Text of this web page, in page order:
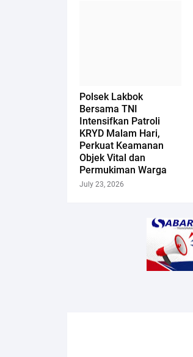
Polsek Lakbok
Bersama TNI
Intensifkan Patroli
KRYD Malam Hari,
Perkuat Keamanan
Objek Vital dan
Permukiman Warga
July 23, 2026